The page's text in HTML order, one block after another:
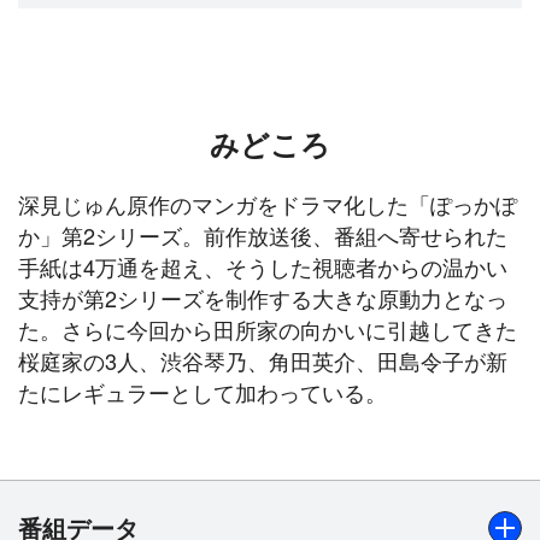
みどころ
深見じゅん原作のマンガをドラマ化した「ぽっかぽ
か」第2シリーズ。前作放送後、番組へ寄せられた
手紙は4万通を超え、そうした視聴者からの温かい
支持が第2シリーズを制作する大きな原動力となっ
た。さらに今回から田所家の向かいに引越してきた
桜庭家の3人、渋谷琴乃、角田英介、田島令子が新
たにレギュラーとして加わっている。
番組データ